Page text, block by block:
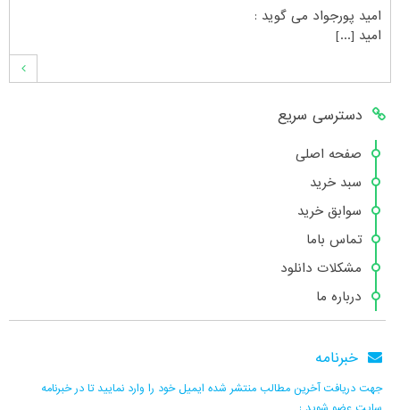
امید پورجواد می گوید :
امید [...]
محمدشهنوازیمی گوید :
سلام بنده محمد شهنوازی فقط بوسیله ا [...]
محمدمی گوید :
هانیه عسگری
بسیار عالی [...]
رحیم پورمی گوید :
دسترسی سریع
صفحه اصلی
سبد خرید
سوابق خرید
تماس باما
مشکلات دانلود
درباره ما
خبرنامه
جهت دریافت آخرین مطالب منتشر شده ایمیل خود را وارد نمایید تا در خبرنامه